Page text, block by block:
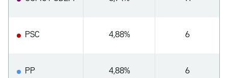
PSC 4,88% 6
PP 4,88% 6